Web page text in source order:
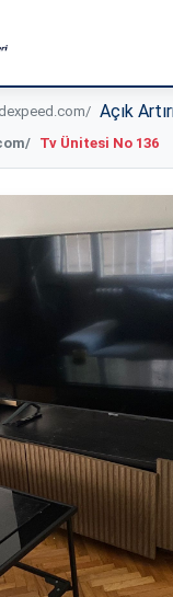
Açık
Tv Ünitesi No 136